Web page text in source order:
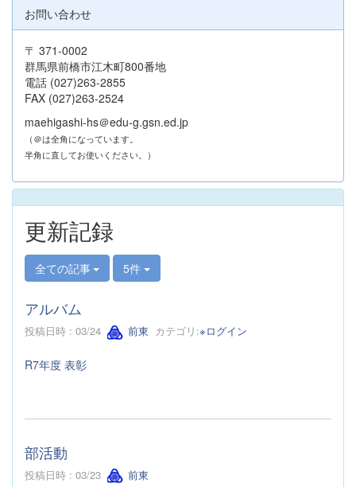
お問い合わせ
〒 371-0002
群馬県前橋市江木町800番地
電話 (027)263-2855
FAX (027)263-2524
maehigashi-hs＠edu-g.gsn.ed.jp
（＠は全角になっています。
半角に直してお使いください。）
更新記録
全ての記事 5件
アルバム
投稿日時 : 03/24 前東 カテゴリ:※ログイン
R7年度 表彰
部活動
投稿日時 : 03/23 前東